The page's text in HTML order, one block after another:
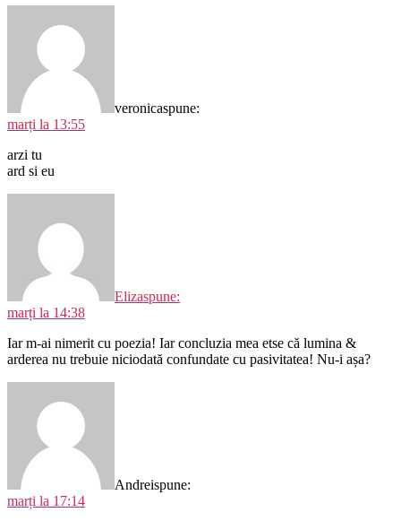
veronicaspune:
marți la 13:55
arzi tu
ard si eu
Elizaspune:
marți la 14:38
Iar m-ai nimerit cu poezia! Iar concluzia mea etse că lumina &
arderea nu trebuie niciodată confundate cu pasivitatea! Nu-i așa?
Andreispune:
marți la 17:14